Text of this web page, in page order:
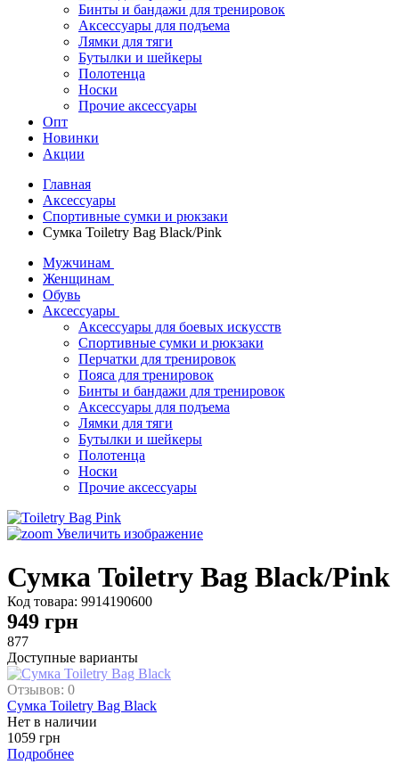
Бинты и бандажи для тренировок
Аксессуары для подъема
Лямки для тяги
Бутылки и шейкеры
Полотенца
Носки
Прочие аксессуары
Опт
Новинки
Акции
Главная
Аксессуары
Спортивные сумки и рюкзаки
Сумка Toiletry Bag Black/Pink
Мужчинам
Женщинам
Обувь
Аксессуары
Аксессуары для боевых искусств
Спортивные сумки и рюкзаки
Перчатки для тренировок
Пояса для тренировок
Бинты и бандажи для тренировок
Аксессуары для подъема
Лямки для тяги
Бутылки и шейкеры
Полотенца
Носки
Прочие аксессуары
Увеличить изображение
Сумка Toiletry Bag Black/Pink
Код товара: 9914190600
949 грн
877
Доступные варианты
Отзывов: 0
Сумка Toiletry Bag Black
Нет в наличии
1059 грн
Подробнее